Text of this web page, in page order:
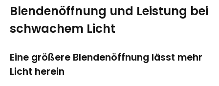
Blendenöffnung und Leistung bei
schwachem Licht
Eine größere Blendenöffnung lässt mehr
Licht herein